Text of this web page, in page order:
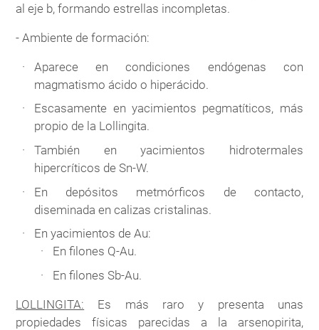
al eje b, formando estrellas incompletas.
- Ambiente de formación:
Aparece en condiciones endógenas con
magmatismo ácido o hiperácido.
Escasamente en yacimientos pegmatíticos, más
propio de la Lollingita.
También en yacimientos hidrotermales
hipercríticos de Sn-W.
En depósitos metmórficos de contacto,
diseminada en calizas cristalinas.
En yacimientos de Au:
En filones Q-Au.
En filones Sb-Au.
LOLLINGITA: Es más raro y presenta unas
propiedades físicas parecidas a la arsenopirita,